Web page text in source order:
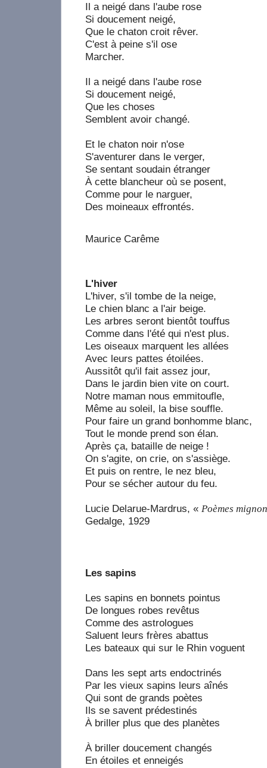
Il a neigé dans l'aube rose
Si doucement neigé,
Que le chaton croit rêver.
C'est à peine s'il ose
Marcher.
Il a neigé dans l'aube rose
Si doucement neigé,
Que les choses
Semblent avoir changé.
Et le chaton noir n'ose
S'aventurer dans le verger,
Se sentant soudain étranger
À cette blancheur où se posent,
Comme pour le narguer,
Des moineaux effrontés.
Maurice Carême
L'hiver
L'hiver, s'il tombe de la neige,
Le chien blanc a l'air beige.
Les arbres seront bientôt touffus
Comme dans l'été qui n'est plus.
Les oiseaux marquent les allées
Avec leurs pattes étoilées.
Aussitôt qu'il fait assez jour,
Dans le jardin bien vite on court.
Notre maman nous emmitoufle,
Même au soleil, la bise souffle.
Pour faire un grand bonhomme blanc,
Tout le monde prend son élan.
Après ça, bataille de neige !
On s'agite, on crie, on s'assiège.
Et puis on rentre, le nez bleu,
Pour se sécher autour du feu.
Lucie Delarue-Mardrus, « Poèmes
Gedalge, 1929
Les sapins
Les sapins en bonnets pointus
De longues robes revêtus
Comme des astrologues
Saluent leurs frères abattus
Les bateaux qui sur le Rhin voguent
Dans les sept arts endoctrinés
Par les vieux sapins leurs aînés
Qui sont de grands poètes
Ils se savent prédestinés
À briller plus que des planètes
À briller doucement changés
En étoiles et enneigés